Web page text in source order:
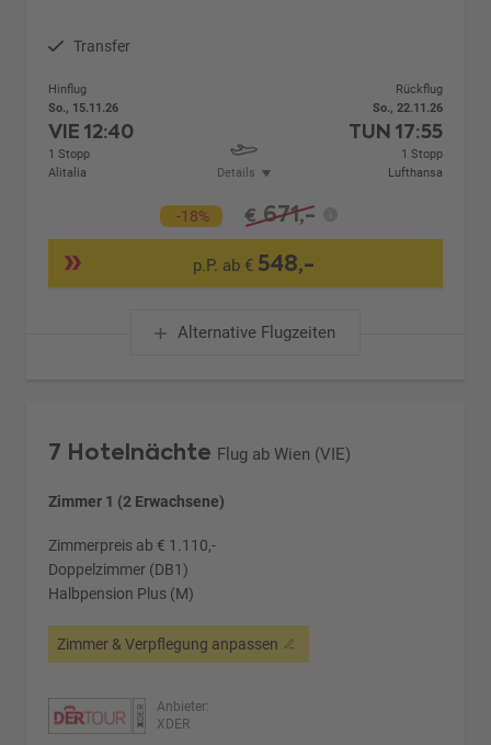
Transfer
Hinflug
So., 15.11.26
VIE12:40
1 Stopp
Alitalia
Details
Rückflug
So., 22.11.26
TUN 17:55
1 Stopp
Lufthansa
-18% € 671,-
p.P. ab € 548,-
Alternative Flugzeiten
7 Hotelnächte Flug ab Wien (VIE)
Zimmer 1 (2 Erwachsene)
Zimmerpreis ab € 1.110,-
Doppelzimmer (DB1)
Halbpension Plus (M)
Zimmer & Verpflegung anpassen
Anbieter:
XDER